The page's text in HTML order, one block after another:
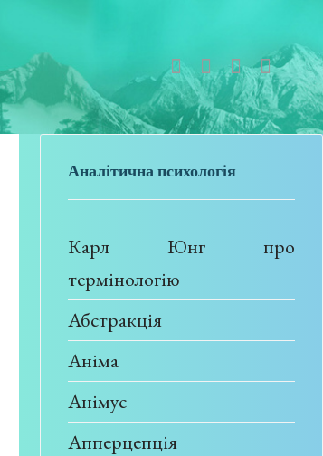
Аналітична психологія
Карл Юнг про
термінологію
Абстракція
Аніма
Анімус
Апперцепція